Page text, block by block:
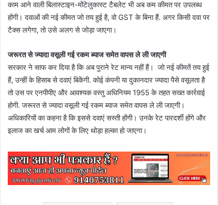
काम आने वाली बिलास्टाइन-मोंटेलुकास्ट टैबलेट भी अब कम कीमत पर उपलब्ध
होंगी। दवाओं की नई कीमत जो तय हुई है, वो GST के बिना हैं. अगर किसी दवा पर
टैक्स लगेगा, तो उसे अलग से जोड़ा जाएगा।
जरूरत से ज्यादा वसूली गई रकम ब्याज समेत वापस ले ली जाएगी
सरकार ने साफ कर दिया है कि अब पुराने रेट मान्य नहीं हैं। जो नई कीमतें तय हुई
हैं, उन्हीं के हिसाब से दवाएं बिकेंगी. कोई कंपनी या दुकानदार ज्यादा पैसे वसूलता है
तो उस पर एनपीपीए और आवश्यक वस्तु अधिनियम 1955 के तहत सख्त कार्रवाई
होगी. जरूरत से ज्यादा वसूली गई रकम ब्याज समेत वापस ले ली जाएगी।
अधिकारियों का कहना है कि इससे दवाएं सस्ती होंगी। उनके रेट पारदर्शी होंगे और
इलाज का खर्च आम लोगों के लिए थोड़ा हल्का हो जाएगा।